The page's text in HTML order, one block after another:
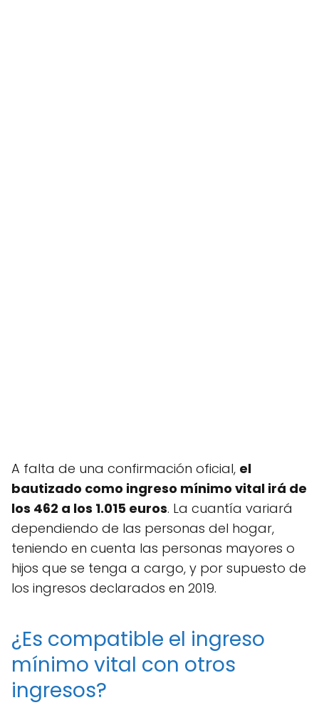
A falta de una confirmación oficial, el
bautizado como ingreso mínimo vital irá de
los 462 a los 1.015 euros. La cuantía variará
dependiendo de las personas del hogar,
teniendo en cuenta las personas mayores o
hijos que se tenga a cargo, y por supuesto de
los ingresos declarados en 2019.
¿Es compatible el ingreso
mínimo vital con otros
ingresos?